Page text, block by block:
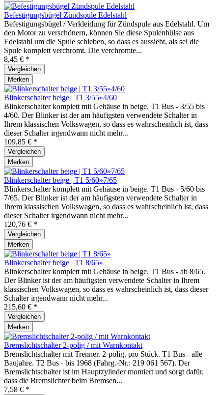
Befestigungsbügel Zündspule Edelstahl
Befestigungsbügel / Verkleidung für Zündspule aus Edelstahl. Um
den Motor zu verschönern, können Sie diese Spulenhülse aus
Edelstahl um die Spule schieben, so dass es aussieht, als sei die
Spule komplett verchromt. Die verchromte...
8,45 € *
Vergleichen
Merken
Blinkerschalter beige | T1 3/55»4/60
Blinkerschalter komplett mit Gehäuse in beige. T1 Bus - 3/55 bis
4/60. Der Blinker ist der am häufigsten verwendete Schalter in
Ihrem klassischen Volkswagen, so dass es wahrscheinlich ist, dass
dieser Schalter irgendwann nicht mehr...
109,85 € *
Vergleichen
Merken
Blinkerschalter beige | T1 5/60»7/65
Blinkerschalter komplett mit Gehäuse in beige. T1 Bus - 5/60 bis
7/65. Der Blinker ist der am häufigsten verwendete Schalter in
Ihrem klassischen Volkswagen, so dass es wahrscheinlich ist, dass
dieser Schalter irgendwann nicht mehr...
120,76 € *
Vergleichen
Merken
Blinkerschalter beige | T1 8/65»
Blinkerschalter komplett mit Gehäuse in beige. T1 Bus - ab 8/65.
Der Blinker ist der am häufigsten verwendete Schalter in Ihrem
klassischen Volkswagen, so dass es wahrscheinlich ist, dass dieser
Schalter irgendwann nicht mehr...
215,60 € *
Vergleichen
Merken
Bremslichtschalter 2-polig / mit Warnkontakt
Bremslichtschalter mit Trenner. 2-polig. pro Stück. T1 Bus - alle
Baujahre. T2 Bus - bis 1968 (Fahrg.-Nr.: 219 061 567). Der
Bremslichtschalter ist im Hauptzylinder montiert und sorgt dafür,
dass die Bremslichter beim Bremsen...
7,58 € *